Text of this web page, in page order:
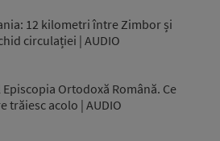
12 kilometri între Zimbor și
circulației | AUDIO
Ortodoxă Română. Ce
trăiesc acolo | AUDIO